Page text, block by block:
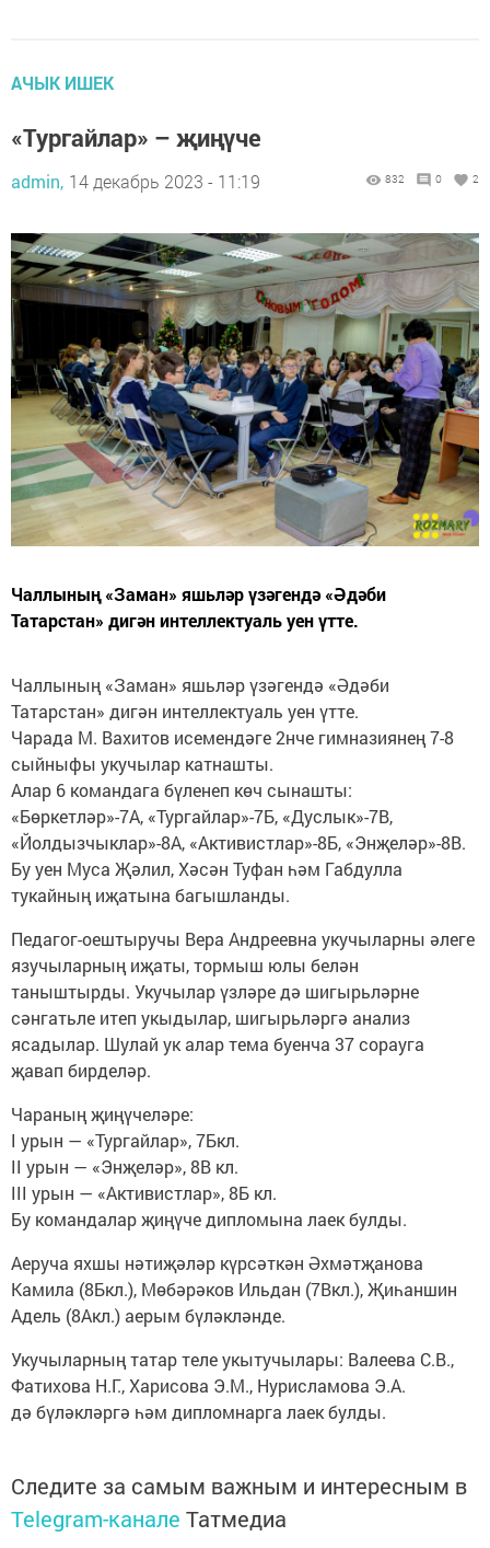
АЧЫК ИШЕК
«Тургайлар» – җиңүче
admin, 14 декабрь 2023 - 11:19 832 0 2
Чаллының «Заман» яшьләр үзәгендә «Әдәби
Татарстан» дигән интеллектуаль уен үтте.
Чаллының «Заман» яшьләр үзәгендә «Әдәби
Татарстан» дигән интеллектуаль уен үтте.
Чарада М. Вахитов исемендәге 2нче гимназиянең 7-8
сыйныфы укучылар катнашты.
Алар 6 командага бүленеп көч сынашты:
«Бөркетләр»-7А, «Тургайлар»-7Б, «Дуслык»-7В,
«Йолдызчыклар»-8А, «Активистлар»-8Б, «Энҗеләр»-8В.
Бу уен Муса Җәлил, Хәсән Туфан һәм Габдулла
тукайның иҗатына багышланды.
Педагог-оештыручы Вера Андреевна укучыларны әлеге
язучыларның иҗаты, тормыш юлы белән
таныштырды. Укучылар үзләре дә шигырьләрне
сәнгатьле итеп укыдылар, шигырьләргә анализ
ясадылар. Шулай ук алар тема буенча 37 сорауга
җавап бирделәр.
Чараның җиңүчеләре:
I урын — «Тургайлар», 7Бкл.
II урын — «Энҗеләр», 8В кл.
III урын — «Активистлар», 8Б кл.
Бу командалар җиңүче дипломына лаек булды.
Аеруча яхшы нәтиҗәләр күрсәткән Әхмәтҗанова
Камила (8Бкл.), Мөбәрәков Ильдан (7Вкл.), Җиһаншин
Адель (8Акл.) аерым бүләкләнде.
Укучыларның татар теле укытучылары: Валеева С.В.,
Фатихова Н.Г., Харисова Э.М., Нурисламова Э.А.
дә бүләкләргә һәм дипломнарга лаек булды.
Следите за самым важным и интересным в
Telegram-канале Татмедиа